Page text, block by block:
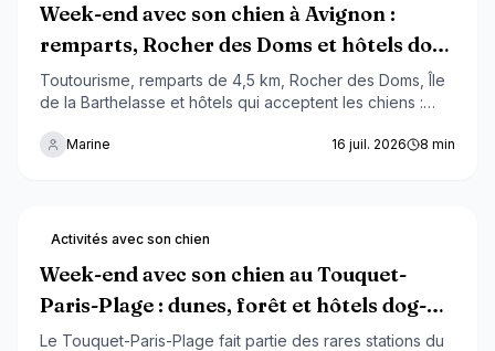
Week-end avec son chien à Avignon :
remparts, Rocher des Doms et hôtels dog-
friendly 2026
Toutourisme, remparts de 4,5 km, Rocher des Doms, Île
de la Barthelasse et hôtels qui acceptent les chiens :
avec votre compagnon à quatre pattes.
Marine 16 juil. 2026 8 min
Activités avec son chien
Week-end avec son chien au Touquet-
Paris-Plage : dunes, forêt et hôtels dog-
friendly 2026
Le Touquet-Paris-Plage fait partie des rares stations du